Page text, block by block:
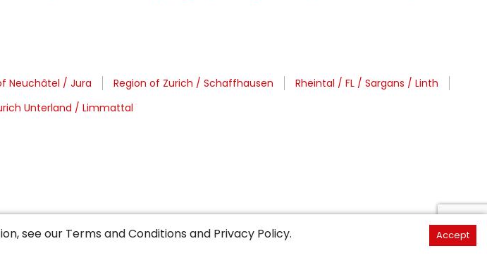
Neuchâtel / Jura Region of Zurich / Schaffhausen
Rheintal / FL / Sargans / Linth
Unterland / Limmattal
see our Terms and Conditions and Privacy Policy. Accept